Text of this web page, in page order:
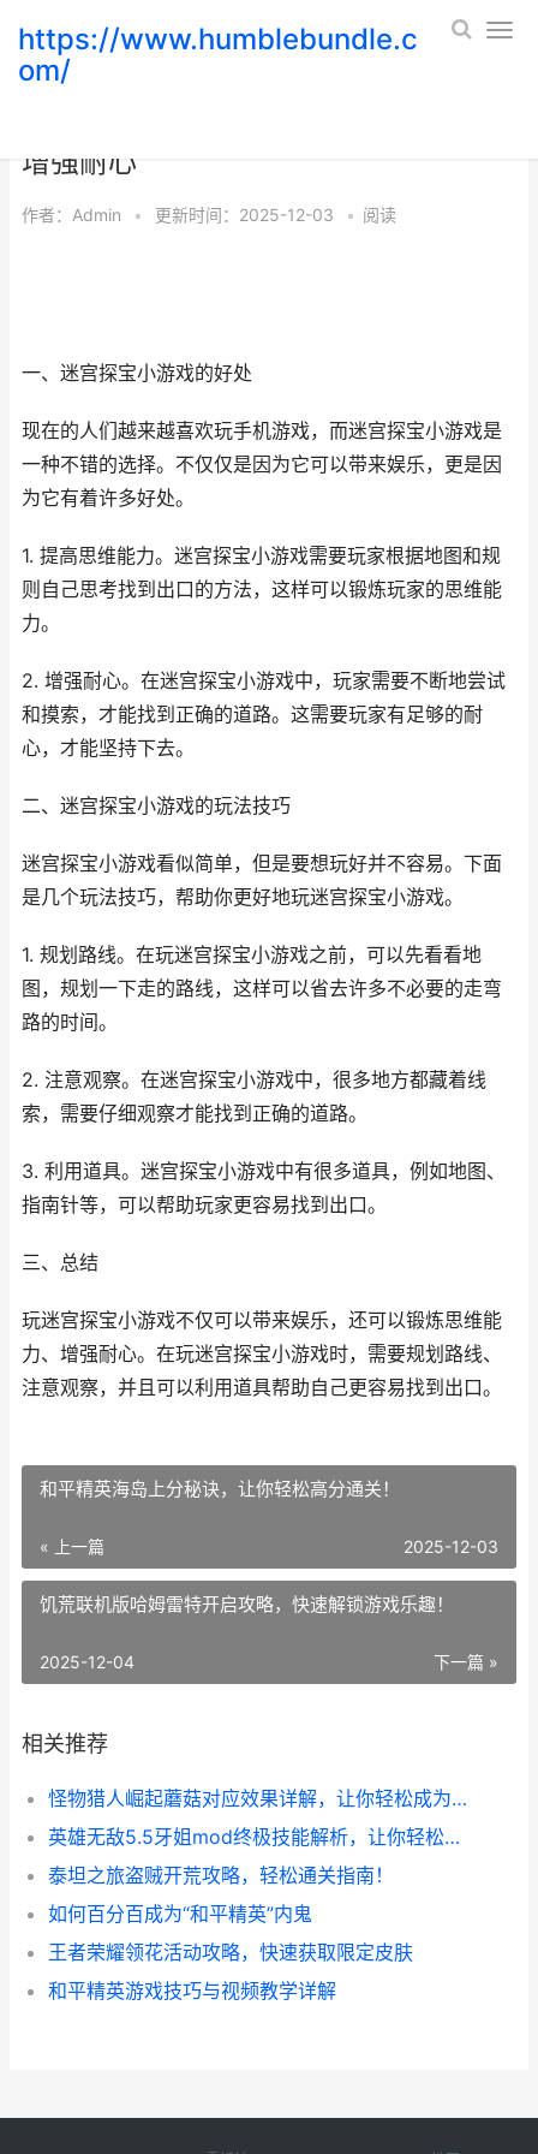
https://www.humblebundle.c
om/
增强耐心
作者： Admin • 更新时间：2025-12-03 • 阅读
一、迷宫探宝小游戏的好处
现在的人们越来越喜欢玩手机游戏，而迷宫探宝小游戏是
一种不错的选择。不仅仅是因为它可以带来娱乐，更是因
为它有着许多好处。
1. 提高思维能力。迷宫探宝小游戏需要玩家根据地图和规
则自己思考找到出口的方法，这样可以锻炼玩家的思维能
力。
2. 增强耐心。在迷宫探宝小游戏中，玩家需要不断地尝试
和摸索，才能找到正确的道路。这需要玩家有足够的耐
心，才能坚持下去。
二、迷宫探宝小游戏的玩法技巧
迷宫探宝小游戏看似简单，但是要想玩好并不容易。下面
是几个玩法技巧，帮助你更好地玩迷宫探宝小游戏。
1. 规划路线。在玩迷宫探宝小游戏之前，可以先看看地
图，规划一下走的路线，这样可以省去许多不必要的走弯
路的时间。
2. 注意观察。在迷宫探宝小游戏中，很多地方都藏着线
索，需要仔细观察才能找到正确的道路。
3. 利用道具。迷宫探宝小游戏中有很多道具，例如地图、
指南针等，可以帮助玩家更容易找到出口。
三、总结
玩迷宫探宝小游戏不仅可以带来娱乐，还可以锻炼思维能
力、增强耐心。在玩迷宫探宝小游戏时，需要规划路线、
注意观察，并且可以利用道具帮助自己更容易找到出口。
和平精英海岛上分秘诀，让你轻松高分通关！
« 上一篇 2025-12-03
饥荒联机版哈姆雷特开启攻略，快速解锁游戏乐趣！
下一篇 »
2025-12-04
相关推荐
怪物猎人崛起蘑菇对应效果详解，让你轻松成为高手！
英雄无敌5.5牙姐mod终极技能解析，让你轻松搞定战场！
泰坦之旅盗贼开荒攻略，轻松通关指南！
如何百分百成为“和平精英”内鬼
王者荣耀领花活动攻略，快速获取限定皮肤
和平精英游戏技巧与视频教学详解